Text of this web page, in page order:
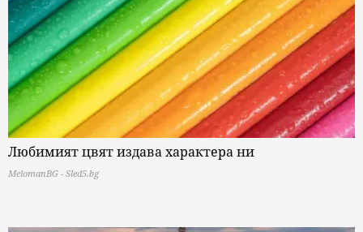
Любимият цвят издава характера ни
MelomanBG - Sled5.bg